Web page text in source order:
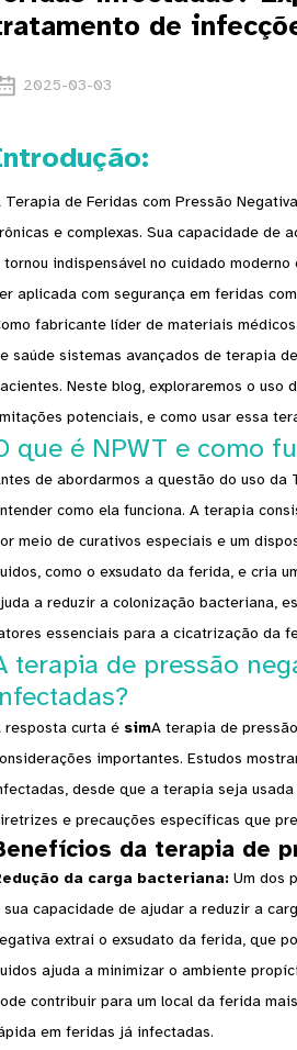
de
2025-03-03
Terapia de Feridas com Pressão
e complexas. Sua capacidade de
tornou indispensável no cuidado
aplicada com segurança em feridas
fabricante líder de materiais
saúde sistemas avançados de terapia
Neste blog, exploraremos o
potenciais, e como usar essa
que é NPWT e como
de abordarmos a questão do uso
como ela funciona. A terapia
meio de curativos especiais e um
como o exsudato da ferida, e cria
a reduzir a colonização bacteriana,
essenciais para a cicatrização da
terapia de pressão
resposta curta é simA terapia de
importantes. Estudos
desde que a terapia seja
e precauções específicas que
da terapia de
da carga bacteriana: Um dos
sua capacidade de ajudar a reduzir a
extrai o exsudato da ferida, que
ajuda a minimizar o ambiente
contribuir para um local da ferida
em feridas já infectadas.